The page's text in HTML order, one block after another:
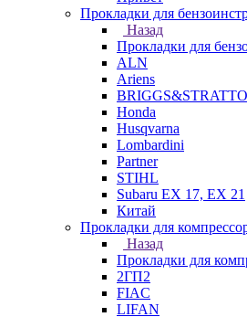
Прокладки для
Назад
Прокладки для
ALN
Ariens
Honda
Husqvarna
Lombardini
Partner
STIHL
Subaru EX 17, EX 21
Китай
Прокладки для
Назад
Прокладки для
2ГП2
FIAC
LIFAN